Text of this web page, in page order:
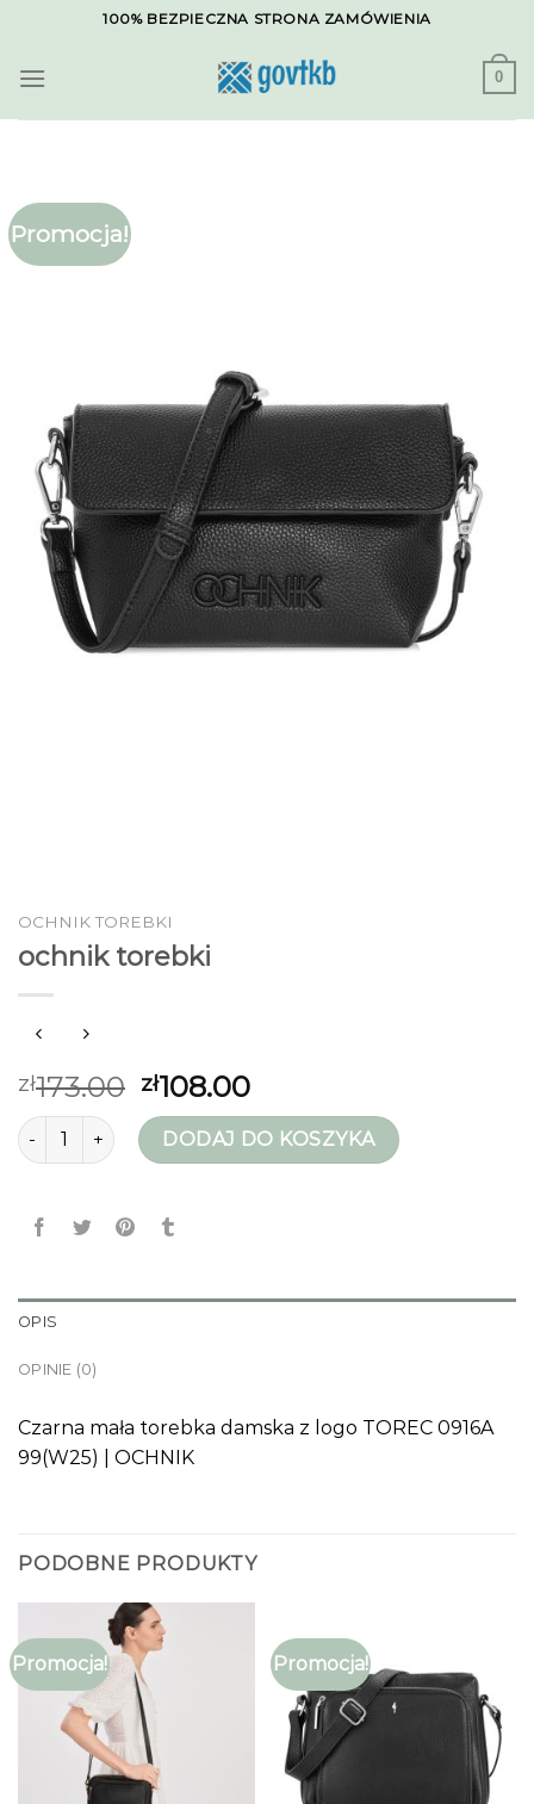
content
100% BEZPIECZNA STRONA ZAMÓWIENIA
0
Promocja!
OCHNIK TOREBKI
ochnik torebki
zł173.00 zł108.00
ilość ochnik torebkiDODAJ DO KOSZYKA
OPIS
OPINIE (0)
Czarna mała torebka damska z logo TOREC 0916A
99(W25) | OCHNIK
PODOBNE PRODUKTY
Promocja! Promocja!